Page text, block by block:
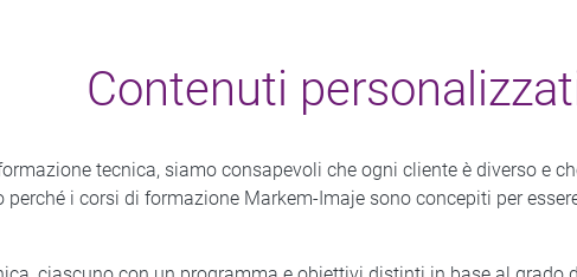
Contenuti
tecnica, siamo consapevoli che ogni cliente è diverso e
i corsi di formazione Markem-Imaje sono concepiti per